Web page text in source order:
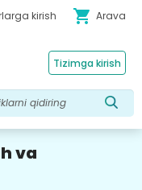
kirish shopping_cart Arava
Tizimga kirish
va